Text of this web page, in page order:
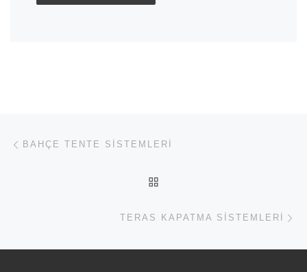
Yazı dolaşımı
BAHÇE TENTE SISTEMLERI
TERAS KAPATMA SISTEMLERI